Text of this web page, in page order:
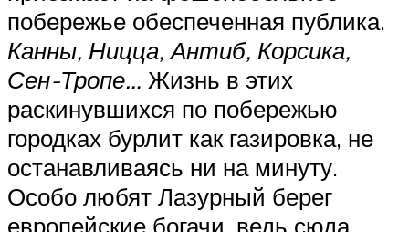
побережье обеспеченная публика.
Канны, Ницца, Антиб, Корсика,
Сен-Тропе… Жизнь в этих
раскинувшихся по побережью
городках бурлит как газировка, не
останавливаясь ни на минуту.
Особо любят Лазурный берег
европейские богачи, ведь сюда